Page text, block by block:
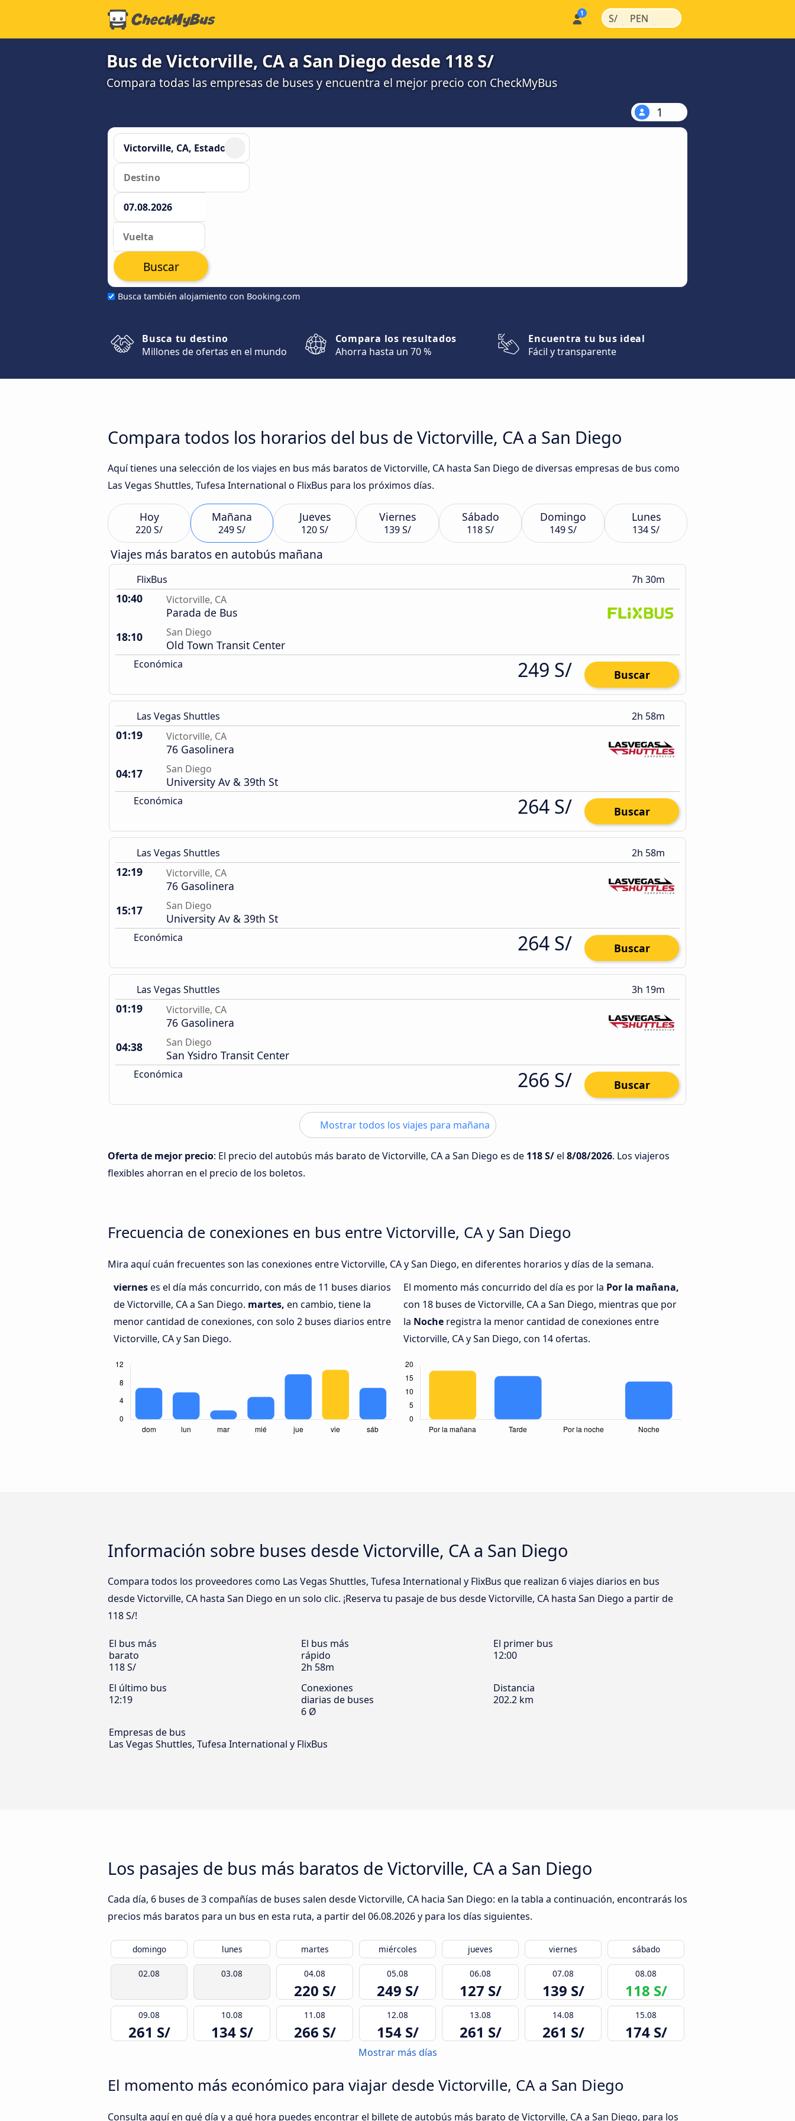
S/ | PEN |
Bus de Victorville, CA a San Diego desde 118 S/
Compara todas las empresas de buses y encuentra el mejor precio con CheckMyBus
1
Busca también alojamiento con Booking.com
Buscar
Busca tu destino
Millones de ofertas en el mundo
Compara los resultados
Ahorra hasta un 70 %
Encuentra tu bus ideal
Fácil y transparente
Compara todos los horarios del bus de Victorville, CA a San Diego
Aquí tienes una selección de los viajes en bus más baratos de Victorville, CA hasta San Diego de diversas empresas de bus como
Las Vegas Shuttles, Tufesa International o FlixBus para los próximos días.
Hoy
220 S/
Mañana
249 S/
Jueves
120 S/
Viernes
139 S/
Sábado
118 S/
Domingo
149 S/
Lunes
134 S/
Viajes más baratos en autobús mañana
FlixBus 7h 30m
10:40 Victorville, CA
Parada de Bus
18:10
San Diego
Old Town Transit Center
Económica 249 S/ Buscar
Las Vegas Shuttles 2h 58m
01:19 Victorville, CA
76 Gasolinera
04:17
San Diego
University Av & 39th St
Económica 264 S/ Buscar
Las Vegas Shuttles 2h 58m
12:19 Victorville, CA
76 Gasolinera
15:17
San Diego
University Av & 39th St
Económica 264 S/ Buscar
Las Vegas Shuttles 3h 19m
01:19 Victorville, CA
76 Gasolinera
04:38
San Diego
San Ysidro Transit Center
Económica 266 S/ Buscar
Mostrar todos los viajes para mañana
Oferta de mejor precio: El precio del autobús más barato de Victorville, CA a San Diego es de 118 S/el 8/08/2026. Los viajeros
flexibles ahorran en el precio de los boletos.
Frecuencia de conexiones en bus entre Victorville, CA y San Diego
Mira aquí cuán frecuentes son las conexiones entre Victorville, CA y San Diego, en diferentes horarios y días de la semana.
vierneses el día más concurrido, con más de 11 buses diarios
de Victorville, CA a San Diego. martes, en cambio, tiene la
menor cantidad de conexiones, con solo 2 buses diarios entre
Victorville, CA y San Diego.
El momento más concurrido del día es por la Por la mañana,
con 18 buses de Victorville, CA a San Diego, mientras que por
la Noche registra la menor cantidad de conexiones entre
Victorville, CA y San Diego, con 14 ofertas.
Información sobre buses desde Victorville, CA a San Diego
Compara todos los proveedores como Las Vegas Shuttles, Tufesa International y FlixBus que realizan 6 viajes diarios en bus
desde Victorville, CA hasta San Diego en un solo clic. ¡Reserva tu pasaje de bus desde Victorville, CA hasta San Diego a partir de
118 S/!
El bus más
barato
118 S/
El bus más
rápido
2h 58m
El primer bus
12:00
El último bus
12:19
Conexiones
diarias de buses
6 Ø
Distancia
202.2 km
Empresas de bus
Las Vegas Shuttles, Tufesa International y FlixBus
Los pasajes de bus más baratos de Victorville, CA a San Diego
Cada día, 6 buses de 3 compañías de buses salen desde Victorville, CA hacia San Diego: en la tabla a continuación, encontrarás los
precios más baratos para un bus en esta ruta, a partir del 06.08.2026y para los días siguientes.
domingo lunes martes miércoles jueves viernes sábado
02.08 03.08 04.08
220 S/
05.08
249 S/
06.08
127 S/
07.08
139 S/
08.08
118 S/
09.08
261 S/
10.08
134 S/
11.08
266 S/
12.08
154 S/
13.08
261 S/
14.08
261 S/
15.08
174 S/
Mostrar más días
El momento más económico para viajar desde Victorville, CA a San Diego
Consulta aquí en qué día y a qué hora puedes encontrar el billete de autobús más barato de Victorville, CA a San Diego, para los